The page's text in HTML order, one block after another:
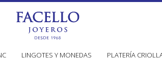
LINGOTES Y MONEDAS PLATERÍA